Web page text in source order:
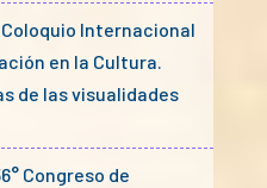
Coloquio Internacional
en la Cultura.
de las visualidades
Congreso de